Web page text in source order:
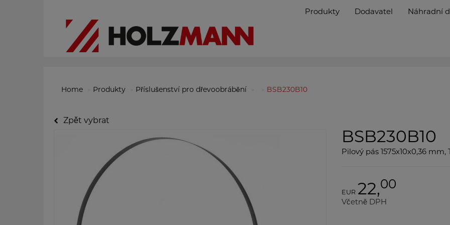
Produkty Dodavatel Náhradní
Home Produkty Příslušenství pro dřevoobrábění BSB230B10
Zpět vybrat
BSB230B10
Pilový pás 1575x10x0,36 mm,
EUR 22,00
Včetně DPH